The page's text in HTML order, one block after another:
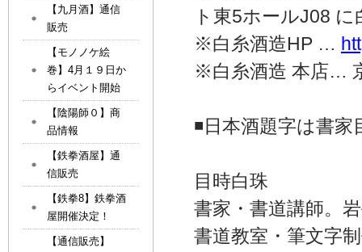
ト東5ホールJ08
※白糸酒造HP …
※白糸酒造 本店…
◾日本酒題字は書
目時白珠
書家・書道講師。
書道教室・筆文字
【九月酒】通信
販売
【モノノケ絵
巻】4月１９日か
らイベント開始
【陰陽師０】商
品情報
【鉄拳酒屋】通
信販売
【鉄拳8】鉄拳酒
屋開催決定！
【通信販売】